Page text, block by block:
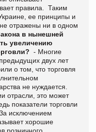
правила. Таким
ее принципы и
отражены ни в одном
в нынешней
увеличению
- Многие
двух лет
о том, что торговля
не нуждается.
отрасли, это может
показатели торговли
исключением
хорошие
розничного